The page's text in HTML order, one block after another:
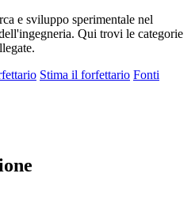
e sviluppo sperimentale nel
Qui trovi le categorie
Stima il forfettario Fonti